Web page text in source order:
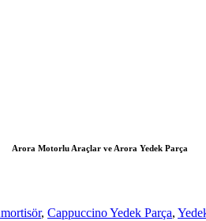
Arora Motorlu Araçlar ve Arora Yedek Parça
, Cappuccino Yedek Parça,